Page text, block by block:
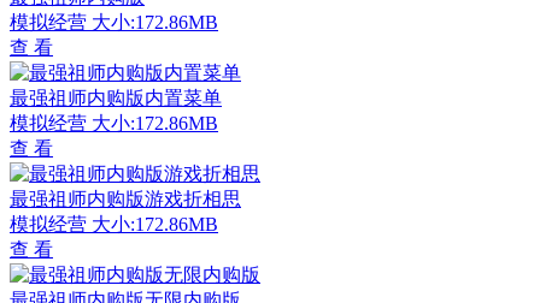
模拟经营 大小:172.86MB
查 看
最强祖师内购版内置菜单
模拟经营 大小:172.86MB
查 看
最强祖师内购版游戏折相思
模拟经营 大小:172.86MB
查 看